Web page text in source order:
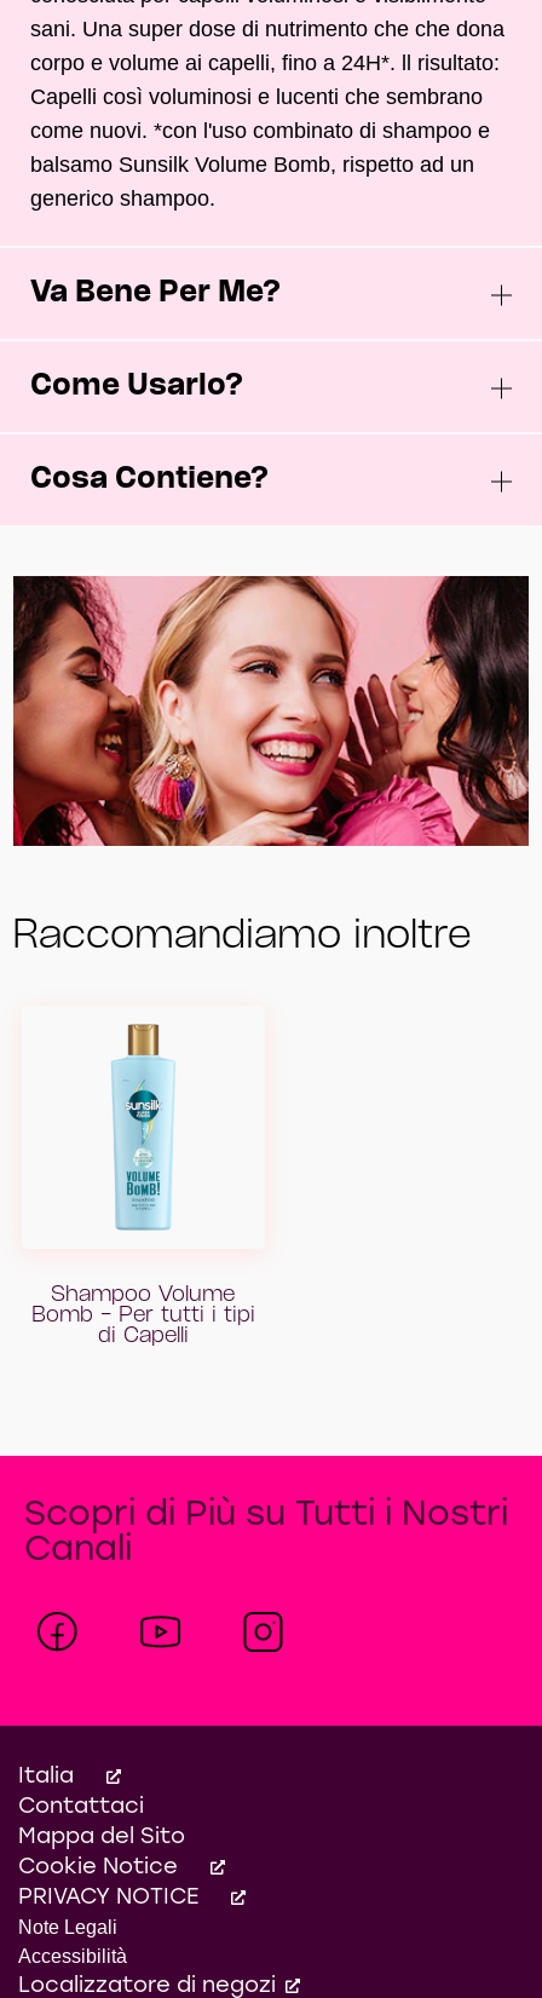
sani. Una super dose di nutrimento che che dona
corpo e volume ai capelli, fino a 24H*. ll risultato:
Capelli così voluminosi e lucenti che sembrano
come nuovi. *con l'uso combinato di shampoo e
balsamo Sunsilk Volume Bomb, rispetto ad un
generico shampoo.
Va Bene Per Me?
Come Usarlo?
Cosa Contiene?
Raccomandiamo inoltre
Shampoo Volume
Bomb - Per tutti i tipi
di Capelli
Scopri di Più su Tutti i Nostri
Canali
Italia
Contattaci
Mappa del Sito
Cookie Notice
PRIVACY NOTICE
Note Legali
Accessibilità
Localizzatore di negozi